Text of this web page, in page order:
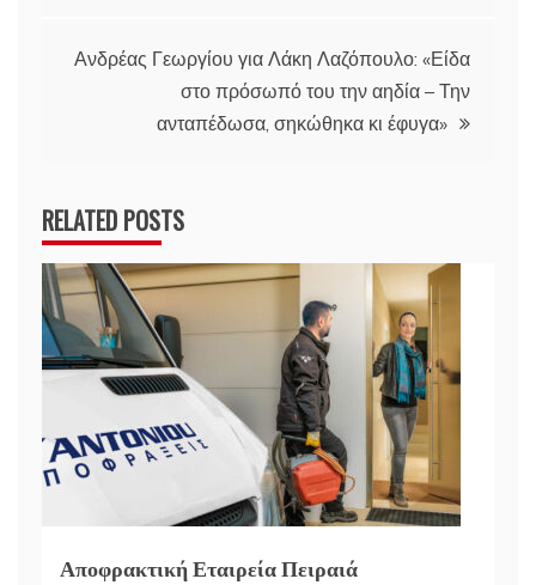
Ανδρέας Γεωργίου για Λάκη Λαζόπουλο: «Είδα
στο πρόσωπό του την αηδία – Την
ανταπέδωσα, σηκώθηκα κι έφυγα»
RELATED POSTS
Αποφρακτική Εταιρεία Πειραιά